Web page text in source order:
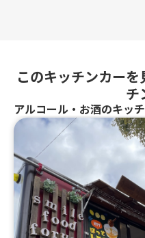
このキッチンカー
チ
アルコール・お酒のキッ